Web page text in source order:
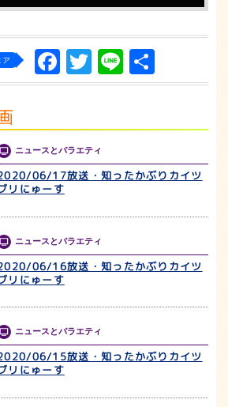
ア Facebook
Twitter
Line
有
ニュースとバラエティ
06/17放送・知ったかぶりカイツ
リにゅーす
ニュースとバラエティ
06/16放送・知ったかぶりカイツ
リにゅーす
ニュースとバラエティ
06/15放送・知ったかぶりカイツ
リにゅーす